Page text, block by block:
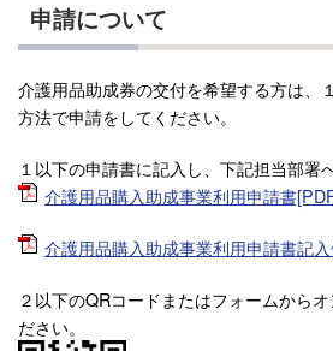
申請について
介護用品助成券の交付を希望する方は、
方法で申請をしてください。
１以下の申請書に記入し、下記担当部署
介護用品購入助成事業利用申請書
介護用品購入助成事業利用申請書記
２以下のQRコードまたはフォームから
ださい。